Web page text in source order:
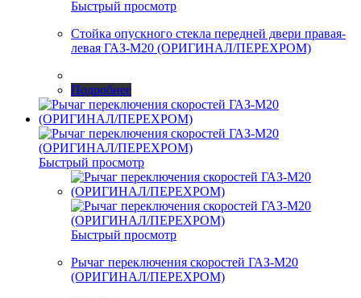
Быстрый просмотр
Стойка опускного стекла передней двери правая-
левая ГАЗ-М20 (ОРИГИНАЛ/ПЕРЕХРОМ)
Подробнее
Быстрый просмотр
Быстрый просмотр
Рычаг переключения скоростей ГАЗ-М20
(ОРИГИНАЛ/ПЕРЕХРОМ)